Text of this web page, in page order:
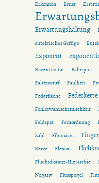
Erkennen
Ernst
Erwartungshaltung
eutekrisches Gefüge
Exponent
Exzentrizität
Fahrspur
Faltenwurf
Faulheit
Federfläche
Federkette
Fehlerwahrscheinlichkeit
Feldspat
Fernordnung
Zahl
Fibunacci
Kerze
Flexion
Fluchtdistanz-Hierarchie
Negativ
Flusspegel